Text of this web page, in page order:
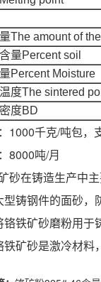
The amount of
量Percent soil
Percent Moisture
度The sintered
度BD
1000千克/吨包，
8000吨/月
矿砂在铸
型铸钢件的面砂，
铬铁矿砂磨粉用于
铁矿砂是激冷材料